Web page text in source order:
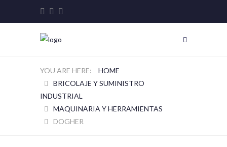
HOME
BRICOLAJE Y SUMINISTRO
INDUSTRIAL
MAQUINARIA Y HERRAMIENTAS
DOGHER